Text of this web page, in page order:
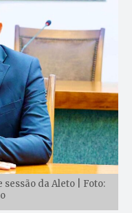
da Aleto | Foto: